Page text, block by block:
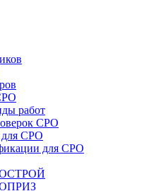
работ
СРО
СРО
для СРО